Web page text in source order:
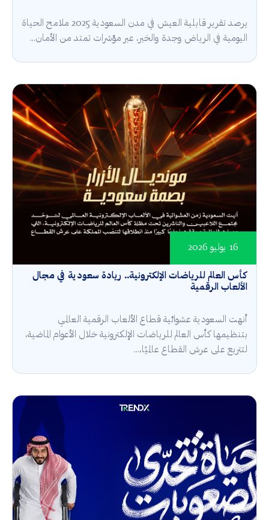
يرصد تقرير قابلية العيش في مدن السعودية 2025 ملامح الحياة
اليومية في الرياض وجدة والخبر، عبر مؤشرات تمتد من الأمان...
كأس العالم للرياضات الإلكترونية.. ريادة سعودية في مجال
الألعاب الرقمية
16 يوليو 2026
أنهت السعودية عشوائية قطاع الألعاب الرقمية العالمي
بتنظيمها كأس العالم للرياضات الإلكترونية خلال الأعوام الماضية،
لتتربع على عرش القطاع عالميًا،...